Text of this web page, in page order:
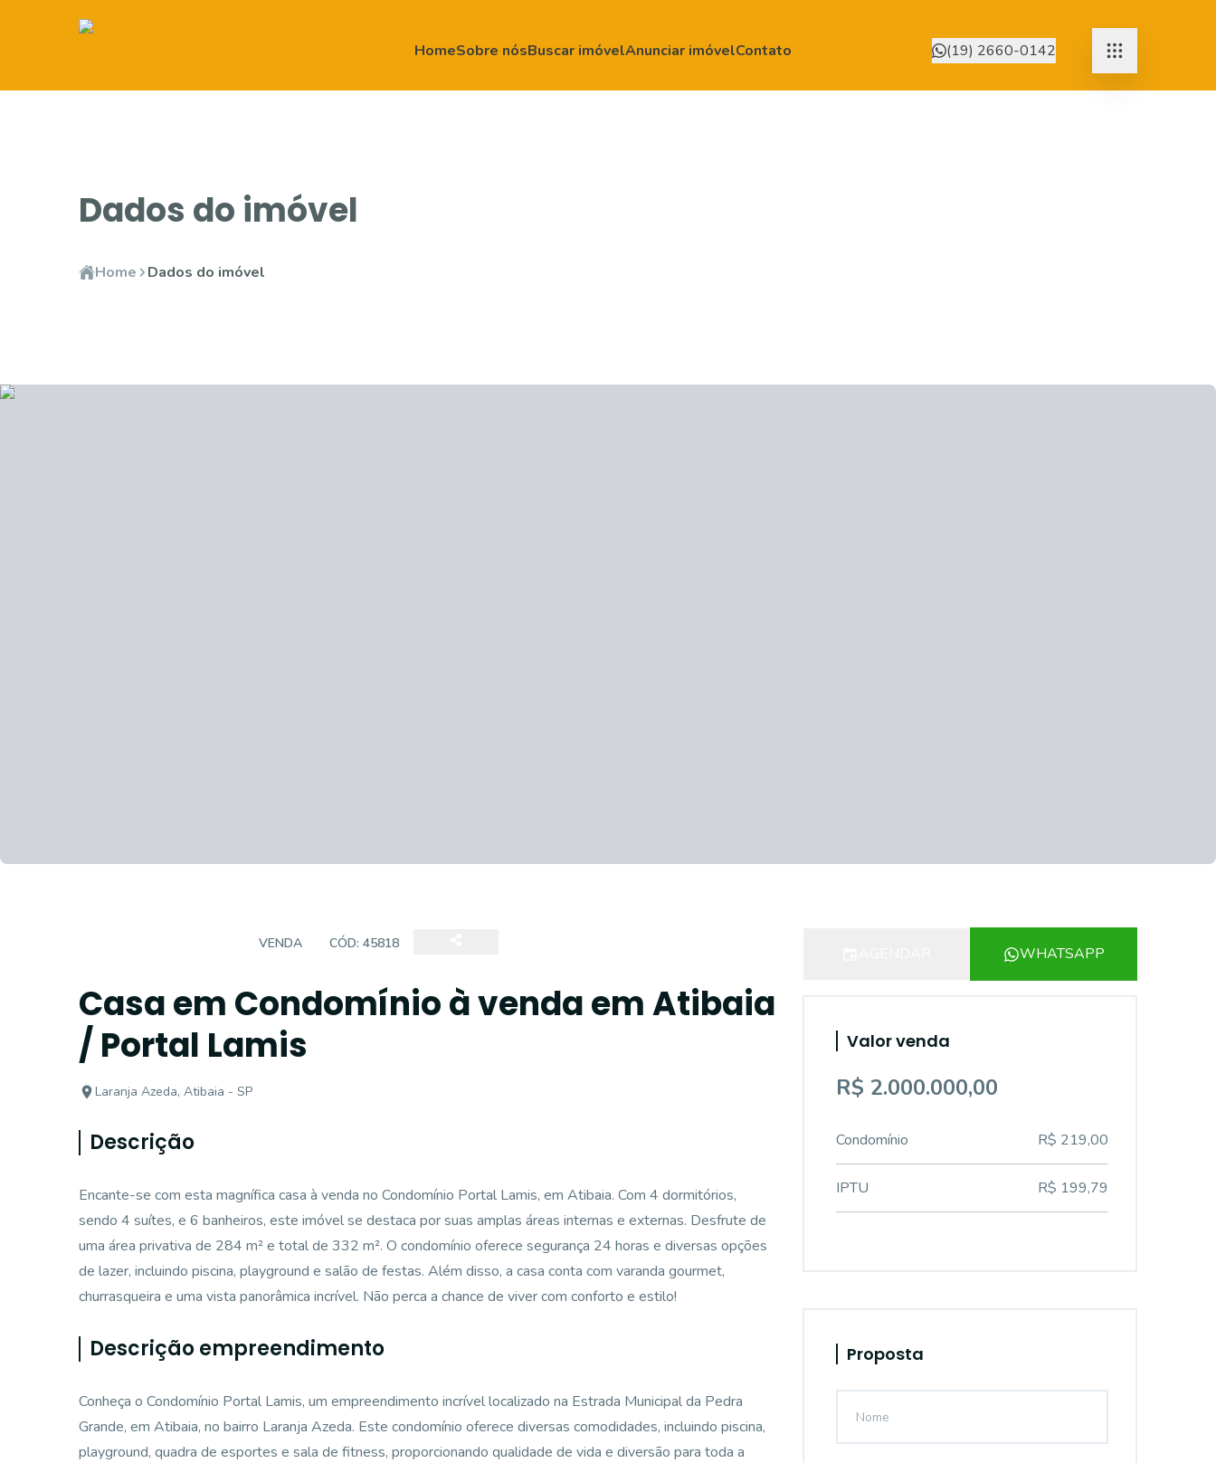
HomeSobre nósBuscar imóvelAnunciar imóvelContato (19) 2660-0142
Dados do imóvel
Home Dados do imóvel
VENDA CÓD: 45818
Casa em Condomínio à venda em Atibaia
/ Portal Lamis
Laranja Azeda, Atibaia - SP
Descrição
Encante-se com esta magnífica casa à venda no Condomínio Portal Lamis, em Atibaia. Com 4 dormitórios,
sendo 4 suítes, e 6 banheiros, este imóvel se destaca por suas amplas áreas internas e externas. Desfrute de
uma área privativa de 284 m² e total de 332 m². O condomínio oferece segurança 24 horas e diversas opções
de lazer, incluindo piscina, playground e salão de festas. Além disso, a casa conta com varanda gourmet,
churrasqueira e uma vista panorâmica incrível. Não perca a chance de viver com conforto e estilo!
Descrição empreendimento
Conheça o Condomínio Portal Lamis, um empreendimento incrível localizado na Estrada Municipal da Pedra
Grande, em Atibaia, no bairro Laranja Azeda. Este condomínio oferece diversas comodidades, incluindo piscina,
playground, quadra de esportes e sala de fitness, proporcionando qualidade de vida e diversão para toda a
WHATSAPP
Valor venda
R$ 2.000.000,00
Condomínio R$ 219,00
IPTU R$ 199,79
Proposta